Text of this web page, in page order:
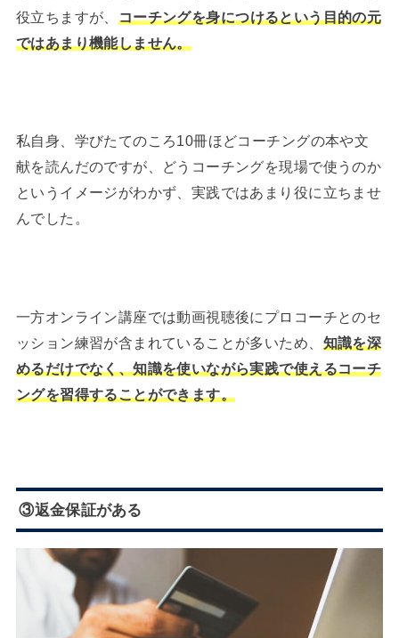
役立ちますが、
コーチングを身につけるという目的の元
ではあまり機能しません。
私自身、学びたてのころ10冊ほどコーチングの本や文
献を読んだのですが、どうコーチングを現場で使うのか
というイメージがわかず、実践ではあまり役に立ちませ
んでした。
一方オンライン講座では動画視聴後にプロコーチとのセ
ッション練習が含まれていることが多いため、 知識を深
めるだけでなく、知識を使いながら実践で使えるコーチ
ングを習得することができます。
③返金保証がある